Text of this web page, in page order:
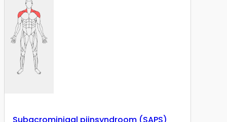
Subacrominiaal pijnsyndroom (SAPS)